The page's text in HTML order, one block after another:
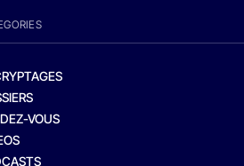
VOUS